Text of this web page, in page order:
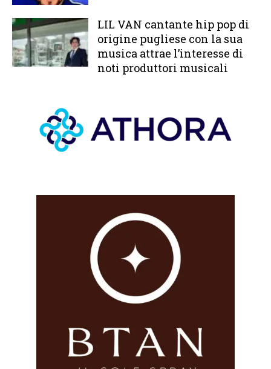
LIL VAN cantante hip pop di
origine pugliese con la sua
musica attrae l’interesse di
noti produttori musicali